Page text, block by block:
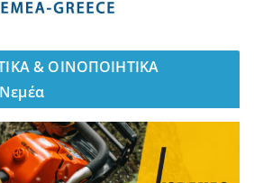
& ΟΙΝΟΠΟΙΗΤΙΚΑ